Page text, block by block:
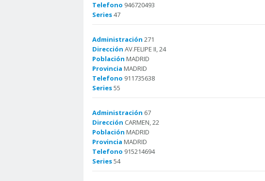
Telefono 946720493
Series47
Administración 271
Dirección AV.FELIPE II, 24
Población MADRID
Provincia MADRID
Telefono 911735638
Series55
Administración 67
Dirección CARMEN, 22
Población MADRID
Provincia MADRID
Telefono 915214694
Series54